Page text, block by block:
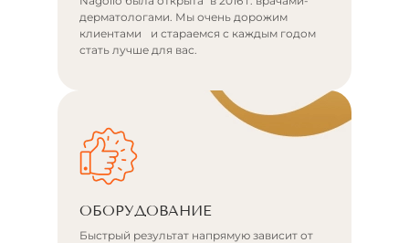
дерматологами. Мы очень дорожим
клиентами и стараемся с каждым годом
стать лучше для вас.
ОБОРУДОВАНИЕ
Быстрый результат напрямую зависит от